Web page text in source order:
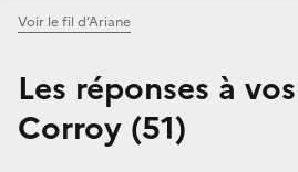
Voir le fil d’Ariane
Les réponses à
Corroy (51)